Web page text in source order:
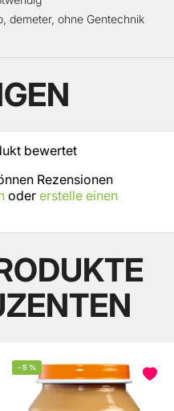
demeter, ohne Gentechnik
bewertet
Rezensionen
oder erstelle einen
-5 %